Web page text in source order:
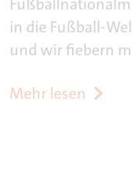
in die Fußball-
und wir fiebern
Mehr lesen